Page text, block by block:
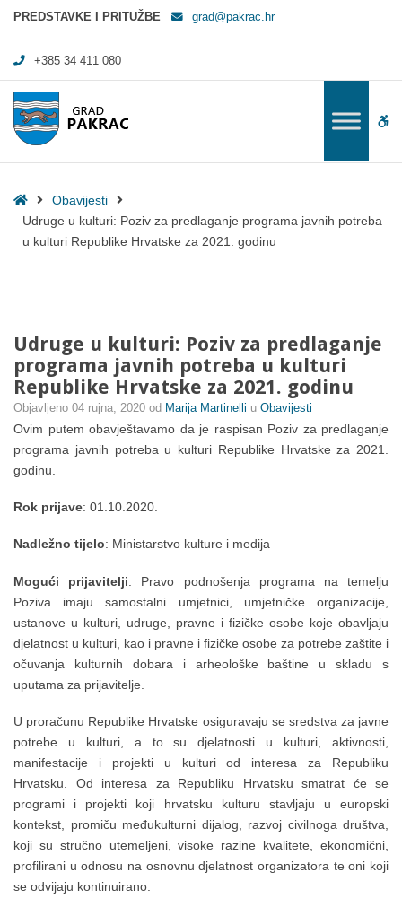
Udruge u kulturi: Poziv za predlaganje programa javnih potreba u
PREDSTAVKE I PRITUŽBE grad@pakrac.hr
+385 34 411 080
HomeObavijesti
Udruge u kulturi: Poziv za predlaganje programa javnih potreba
u kulturi Republike Hrvatske za 2021. godinu
Udruge u kulturi: Poziv za predlaganje
programa javnih potreba u kulturi
Republike Hrvatske za 2021. godinu
Objavljeno 04 rujna, 2020 od Marija Martinelli u Obavijesti
Ovim putem obavještavamo da je raspisan Poziv za predlaganje
programa javnih potreba u kulturi Republike Hrvatske za 2021.
godinu.
Rok prijave: 01.10.2020.
Nadležno tijelo: Ministarstvo kulture i medija
Mogući prijavitelji: Pravo podnošenja programa na temelju
Poziva imaju samostalni umjetnici, umjetničke organizacije,
ustanove u kulturi, udruge, pravne i fizičke osobe koje obavljaju
djelatnost u kulturi, kao i pravne i fizičke osobe za potrebe zaštite i
očuvanja kulturnih dobara i arheološke baštine u skladu s
uputama za prijavitelje.
U proračunu Republike Hrvatske osiguravaju se sredstva za javne
potrebe u kulturi, a to su djelatnosti u kulturi, aktivnosti,
manifestacije i projekti u kulturi od interesa za Republiku
Hrvatsku. Od interesa za Republiku Hrvatsku smatrat će se
programi i projekti koji hrvatsku kulturu stavljaju u europski
kontekst, promiču međukulturni dijalog, razvoj civilnoga društva,
koji su stručno utemeljeni, visoke razine kvalitete, ekonomični,
profilirani u odnosu na osnovnu djelatnost organizatora te oni koji
se odvijaju kontinuirano.